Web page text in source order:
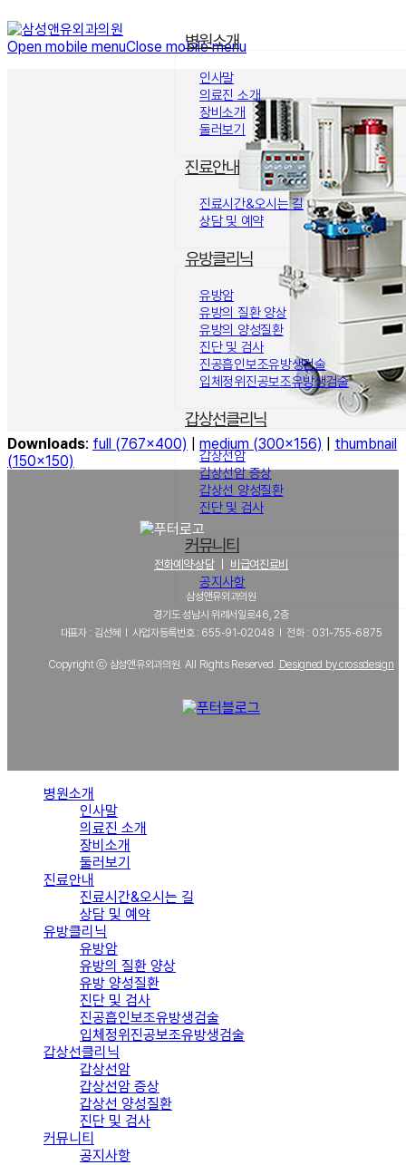
병원소개
인사말
의료진 소개
장비소개
둘러보기
진료안내
진료시간&오시는 길
상담 및 예약
유방클리닉
유방암
유방의 질환 양상
유방의 양성질환
진단 및 검사
진공흡인보조유방생검술
입체정위진공보조유방생검술
갑상선클리닉
갑상선암
갑상선암 증상
갑상선 양성질환
진단 및 검사
커뮤니티
공지사항
Open mobile menuClose mobile menu
Downloads: full (767x400) medium (300x156)
thumbnail
(150x150)
전화예약·상담｜ 비급여진료비
삼성앤유외과의원
경기도 성남시 위례서일로46, 2층
대표자 : 김선혜 l 사업자등록번호 : 655-91-02048 l 전화 : 031-755-6875
Copyright ⓒ 삼성앤유외과의원. All Rights Reserved. Designed by crossdesign
병원소개
인사말
의료진 소개
장비소개
둘러보기
진료안내
진료시간&오시는 길
상담 및 예약
유방클리닉
유방암
유방의 질환 양상
유방 양성질환
진단 및 검사
진공흡인보조유방생검술
입체정위진공보조유방생검술
갑상선클리닉
갑상선암
갑상선암 증상
갑상선 양성질환
진단 및 검사
커뮤니티
공지사항